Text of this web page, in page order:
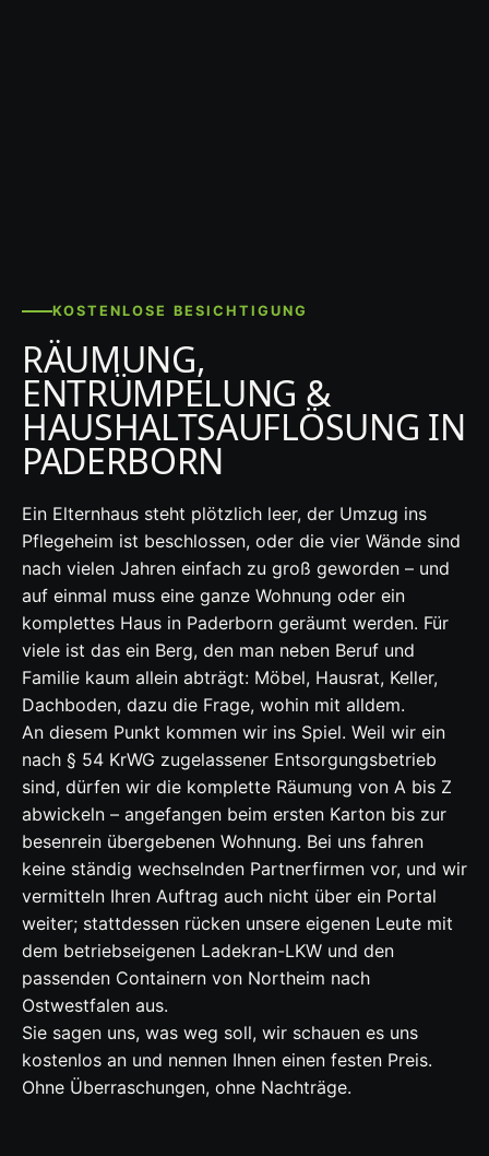
KOSTENLOSE BESICHTIGUNG
RÄUMUNG,
ENTRÜMPELUNG &
HAUSHALTSAUFLÖSUNG IN
PADERBORN
Ein Elternhaus steht plötzlich leer, der Umzug ins
Pflegeheim ist beschlossen, oder die vier Wände sind
nach vielen Jahren einfach zu groß geworden – und
auf einmal muss eine ganze Wohnung oder ein
komplettes Haus in Paderborn geräumt werden. Für
viele ist das ein Berg, den man neben Beruf und
Familie kaum allein abträgt: Möbel, Hausrat, Keller,
Dachboden, dazu die Frage, wohin mit alldem.
An diesem Punkt kommen wir ins Spiel. Weil wir ein
nach § 54 KrWG zugelassener Entsorgungsbetrieb
sind, dürfen wir die komplette Räumung von A bis Z
abwickeln – angefangen beim ersten Karton bis zur
besenrein übergebenen Wohnung. Bei uns fahren
keine ständig wechselnden Partnerfirmen vor, und wir
vermitteln Ihren Auftrag auch nicht über ein Portal
weiter; stattdessen rücken unsere eigenen Leute mit
dem betriebseigenen Ladekran-LKW und den
passenden Containern von Northeim nach
Ostwestfalen aus.
Sie sagen uns, was weg soll, wir schauen es uns
kostenlos an und nennen Ihnen einen festen Preis.
Ohne Überraschungen, ohne Nachträge.